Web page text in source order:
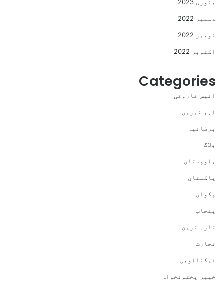
جنوری 2023
دسمبر 2022
نومبر 2022
اکتوبر 2022
Categories
انیس فاروقی
اہم خبریں
برطانیہ
بلاگ
بلوچستان
پاکستان
پکوان
پنجاب
تازہ ترین
تجارت
ٹیکنالوجی
خیبر پختونخواہ